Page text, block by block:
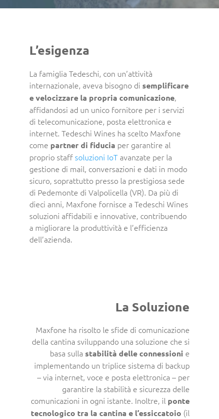
L’esigenza
La famiglia Tedeschi, con un’attività
internazionale, aveva bisogno disemplificare
e velocizzare la propria comunicazione,
affidandosi ad un unico fornitore per i servizi
di telecomunicazione, posta elettronica e
internet. Tedeschi Wines ha scelto Maxfone
come partner di fiducia per garantire al
proprio staffsoluzioni IoTavanzate per la
gestione di mail, conversazioni e dati in modo
sicuro, soprattutto presso la prestigiosa sede
di Pedemonte di Valpolicella (VR). Da più di
dieci anni, Maxfone fornisce a Tedeschi Wines
soluzioni affidabili e innovative, contribuendo
a migliorare la produttività e l’efficienza
dell’azienda.
La Soluzione
Maxfone ha risolto le sfide di comunicazione
della cantina sviluppando una soluzione che si
basa sulla stabilità delle connessioni e
implementando un triplice sistema di backup
– via internet, voce e posta elettronica – per
garantire la stabilità e sicurezza delle
comunicazioni in ogni istante. Inoltre, il ponte
tecnologico tra la cantina e l’essiccatoio (il